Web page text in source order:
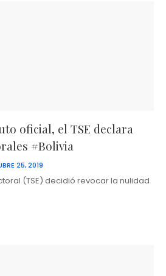
oficial, el TSE declara
#Bolivia
25, 2019
(TSE) decidió revocar la nulidad